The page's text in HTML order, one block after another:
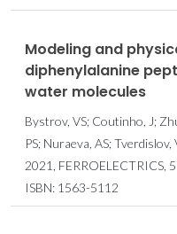
Modeling and
diphenylalanine
water molecules
Bystrov, VS; Coutinho, J;
PS; Nuraeva, AS;
2021, FERROELECTRICS,
ISBN: 1563-5112